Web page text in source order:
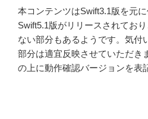
本コンテンツはSwift3.1版を元
Swift5.1版がリリースされてお
ない部分もあるようです。気付
部分は適宜反映させていただき
の上に動作確認バージョンを表